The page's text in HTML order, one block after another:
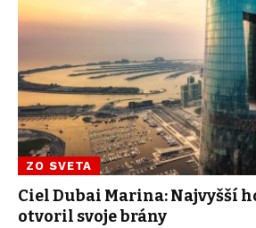
ZO SVETA
Ciel Dubai Marina: Najvyšší
otvoril svoje brány